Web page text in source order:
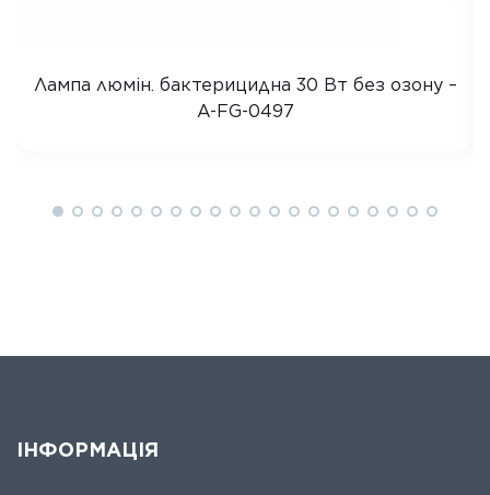
Лампа люмін. бактерицидна 30 Вт без озону –
A-FG-0497
ІНФОРМАЦІЯ